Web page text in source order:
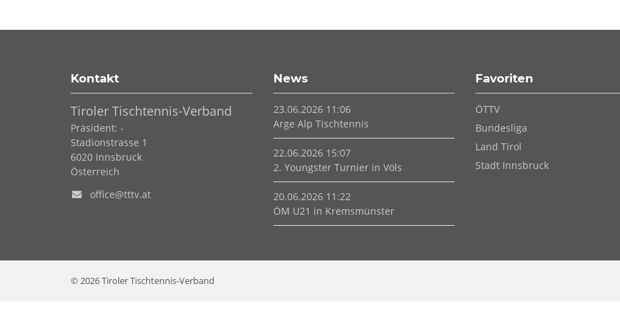
Kontakt
Tiroler Tischtennis-Verband
Präsident: -
Stadionstrasse 1
6020 Innsbruck
Österreich
office@tttv.at
News
23.06.2026 11:06
Arge Alp Tischtennis
22.06.2026 15:07
2. Youngster Turnier in Völs
20.06.2026 11:22
ÖM U21 in Kremsmünster
Favoriten
Navigation
überspringen
ÖTTV
Bundesliga
Land Tirol
Stadt Innsbruck
© 2026 Tiroler Tischtennis-Verband